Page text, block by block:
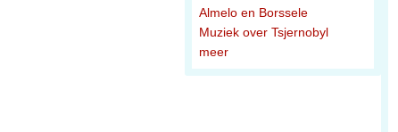
Almelo en Borssele
Muziek over Tsjernobyl
meer